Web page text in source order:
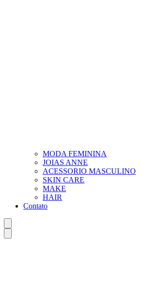
MODA FEMININA
JOIAS ANNE
ACESSORIO MASCULINO
SKIN CARE
MAKE
HAIR
Contato